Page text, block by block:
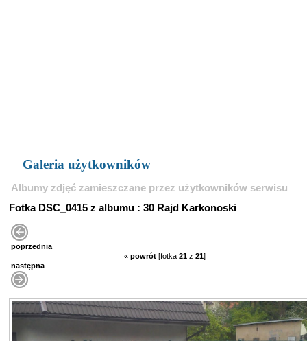
Galeria użytkowników
Albumy zdjęć zamieszczane przez użytkowników serwisu
Fotka DSC_0415 z albumu : 30 Rajd Karkonoski
poprzednia
« powrót [fotka 21 z 21]
następna